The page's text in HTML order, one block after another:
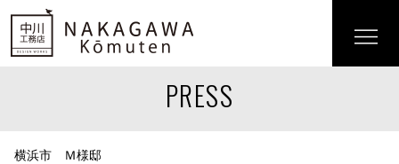
PRESS
横浜市 Ｍ様邸